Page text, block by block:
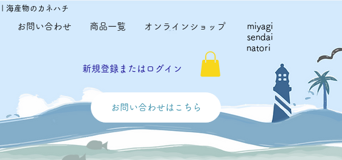
お問い合わせ 商品一覧 オンラインショップ
海産物のカネハチ
新規登録またはログイン
miyagi
sendai
natori
お問い合わせはこちら